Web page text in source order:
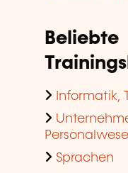
Beliebte
Informatik,
Sprachen